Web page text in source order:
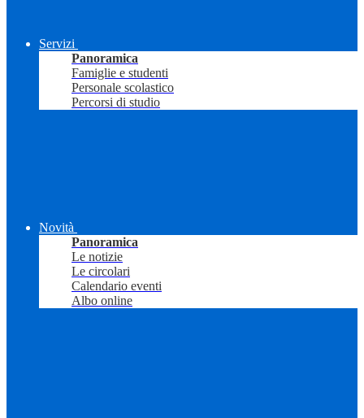
Servizi
Panoramica
Famiglie e studenti
Personale scolastico
Percorsi di studio
Novità
Panoramica
Le notizie
Le circolari
Calendario eventi
Albo online